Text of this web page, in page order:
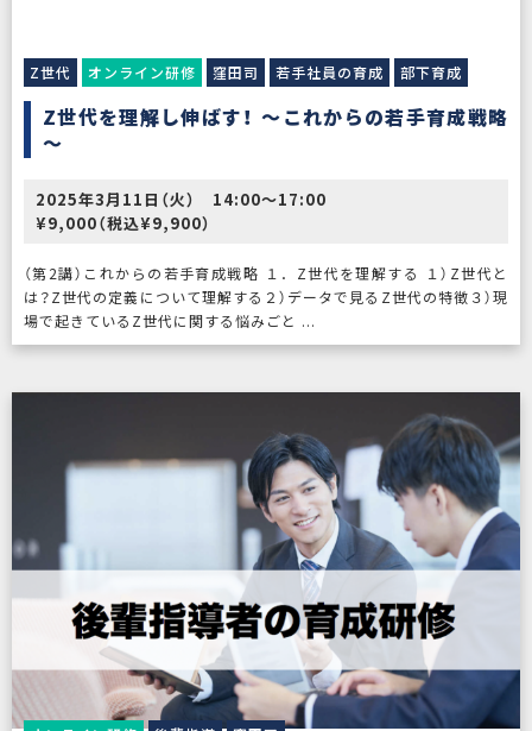
Z世代 オンライン研修 窪田司 若手社員の育成 部下育成
Z世代を理解し伸ばす！ ～これからの若手育成戦略
～
2025年3月11日（火） 14:00〜17:00
¥9,000（税込¥9,900）
（第2講）これからの若手育成戦略 １．Z世代を理解する １）Z世代と
は？Z世代の定義について理解する２）データで見るZ世代の特徴３）現
場で起きているZ世代に関する悩みごと ...